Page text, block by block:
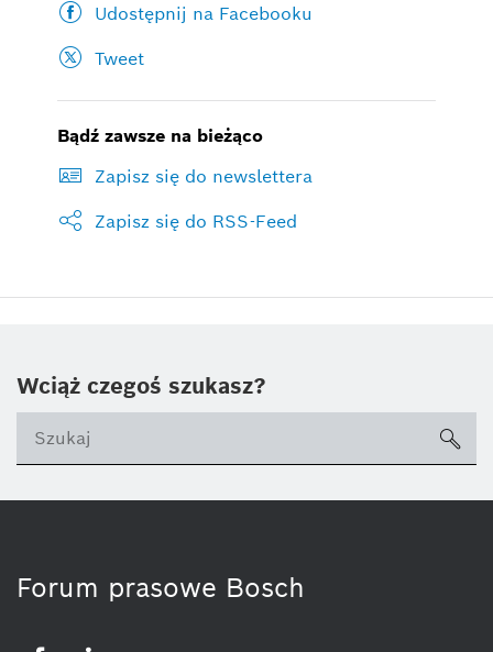
Udostępnij na Facebooku
Tweet
Bądź zawsze na bieżąco
Zapisz się do newslettera
Zapisz się do RSS-Feed
Wciąż czegoś szukasz?
Forum prasowe Bosch